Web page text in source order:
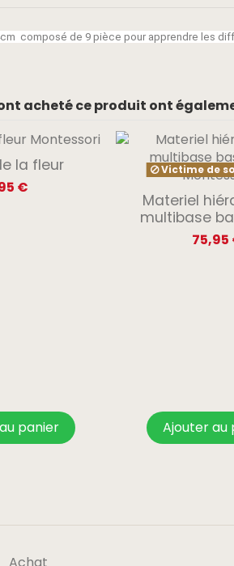
composé de 9 pièce pour apprendre les
acheté ce produit ont
la fleur
€
panier
Victime de
Materiel
multibase
75,95
Ajouter au